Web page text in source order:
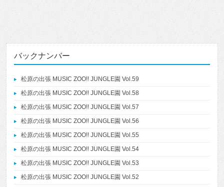
バックナンバー
松原の出張 MUSIC ZOO!! JUNGLE園 Vol.59
松原の出張 MUSIC ZOO!! JUNGLE園 Vol.58
松原の出張 MUSIC ZOO!! JUNGLE園 Vol.57
松原の出張 MUSIC ZOO!! JUNGLE園 Vol.56
松原の出張 MUSIC ZOO!! JUNGLE園 Vol.55
松原の出張 MUSIC ZOO!! JUNGLE園 Vol.54
松原の出張 MUSIC ZOO!! JUNGLE園 Vol.53
松原の出張 MUSIC ZOO!! JUNGLE園 Vol.52